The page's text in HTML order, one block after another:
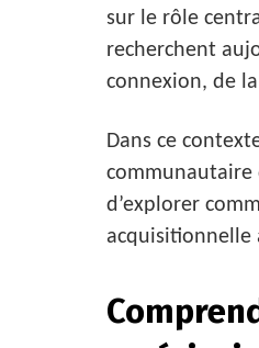
sur le rôle
recherchent
connexion, de
Dans ce
communautaire
d’explorer
acquisitionnelle